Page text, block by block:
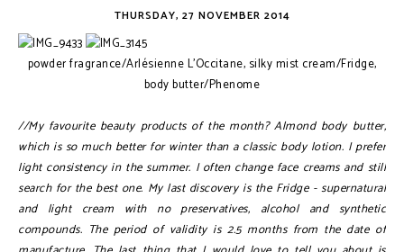
THURSDAY, 27 NOVEMBER 2014
powder fragrance/Arlésienne L'Occitane, silky mist cream/Fridge,
body butter/Phenome
//My favourite beauty products of the month? Almond body butter,
which is so much better for winter than a classic body lotion. I prefer
light consistency in the summer. I often change face creams and still
search for the best one. My last discovery is the Fridge - supernatural
and light cream with no preservatives, alcohol and synthetic
compounds. The period of validity is 2.5 months from the date of